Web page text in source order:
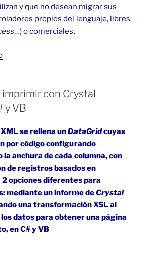
y que no desean migrar sus
propios del lenguaje, libres
…) o comerciales.
«Access
con
puente
ODBC
de
bits»
imprimir con Crystal
y VB
se rellena unDataGridcuyas
por código configurando
anchura de cada columna, con
de registros basados en
2 opciones diferentes para
mediante un informe deCrystal
una transformación XSL al
datos para obtener una página
en C# y VB